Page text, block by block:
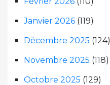
Janvier 2026 (119)
Décembre 2025 (124)
Novembre 2025 (118)
Octobre 2025 (129)